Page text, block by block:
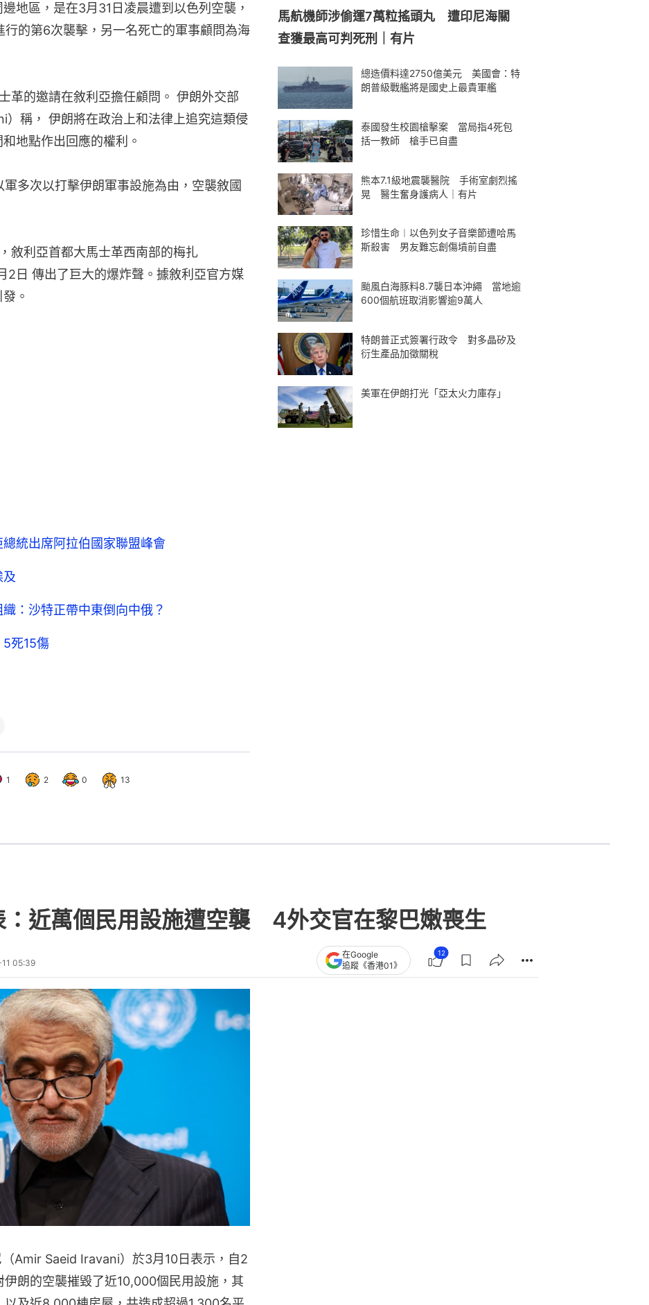
地區，是在3月31日凌晨遭到以色列空襲，
的第6次襲擊，另一名死亡的軍事顧問為海
革的邀請在敘利亞擔任顧問。 伊朗外交部
稱， 伊朗將在政治上和法律上追究這類侵
地點作出回應的權利。
多次以打擊伊朗軍事設施為由，空襲敘國
敘利亞首都大馬士革西南部的梅扎
2日 傳出了巨大的爆炸聲。據敘利亞官方媒
。
統出席阿拉伯國家聯盟峰會
及
：沙特正帶中東倒向中俄？
死15傷
1 2 0 13
馬航機師涉偷運7萬粒搖頭丸 遭印尼海關
查獲最高可判死刑｜有片
總造價料達2750億美元 美國會：特
朗普級戰艦將是國史上最貴軍艦
泰國發生校園槍擊案 當局指4死包
括一教師 槍手已自盡
熊本7.1級地震襲醫院 手術室劇烈搖
晃 醫生奮身護病人｜有片
珍惜生命︱以色列女子音樂節遭哈馬
斯殺害 男友難忘創傷墳前自盡
颱風白海豚料8.7襲日本沖繩 當地逾
600個航班取消影響逾9萬人
特朗普正式簽署行政令 對多晶矽及
衍生產品加徵關稅
美軍在伊朗打光「亞太火力庫存」
：近萬個民用設施遭空襲 4外交官在黎巴嫩喪生
05:39
在Google
追蹤《香港01》
12
Amir Saeid Iravani）於3月10日表示，自2
朗的空襲摧毀了近10,000個民用設施，其